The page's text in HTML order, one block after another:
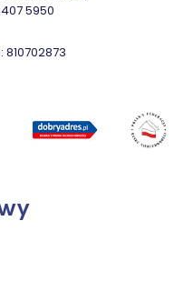
5950
810702873